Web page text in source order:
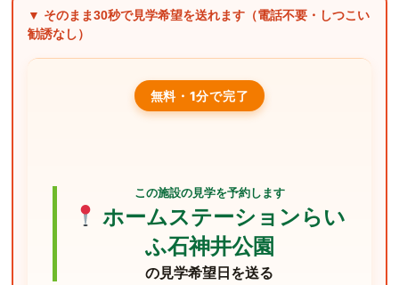
▼ そのまま30秒で見学希望を送れます（電話不要・しつこい
勧誘なし）
無料・1分で完了
この施設の見学を予約します
ホームステーションらい
ふ石神井公園
の見学希望日を送る